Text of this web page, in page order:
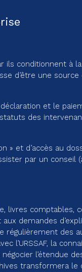
conditionnent à
d’être une
et le
des
» et d’accès au
par un conseil
comptables,
demandes
régulièrement des
l’URSSAF, la
l’étendue
transformera